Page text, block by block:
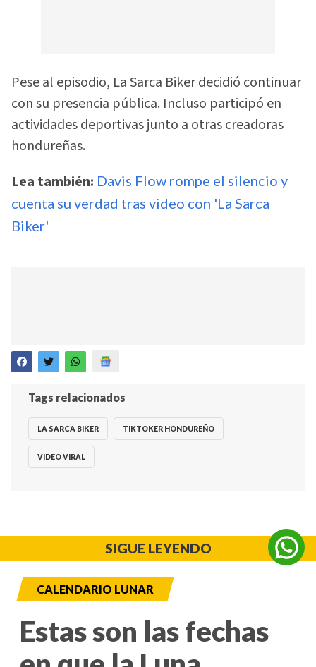
Pese al episodio, La Sarca Biker decidió continuar
con su presencia pública. Incluso participó en
actividades deportivas junto a otras creadoras
hondureñas.
Lea también: Davis Flow rompe el silencio y
cuenta su verdad tras video con 'La Sarca
Biker'
Tags relacionados
LA SARCA BIKER TIKTOKER HONDUREÑO
VIDEO VIRAL
SIGUE LEYENDO
CALENDARIO LUNAR
Estas son las fechas